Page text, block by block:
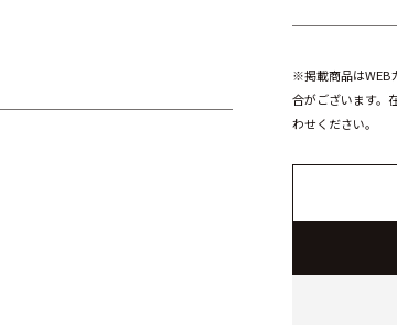
※掲載商品はWEB
合がございます。
わせください。